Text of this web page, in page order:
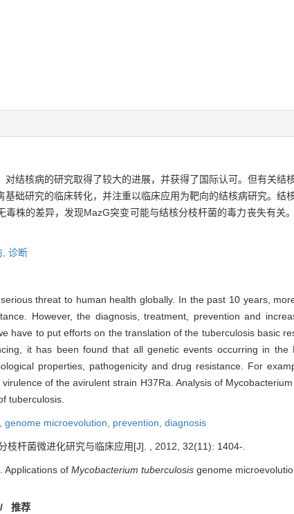
结核病的研究取得了较大的进展，并获得了国际认可。但有关
础研究的临床转化，并注重以临床应用为靶向的结核病研究。结
毒株的差异，发现MazG突变可能与结核分枝杆菌的毒力丧失有关
, 诊断
threat to human health globally. In the past 10 years,
However, the diagnosis, treatment, prevention and
have to put efforts on the translation of the tuberculosis basic
it has been found that all genetic events occurring in the
properties, pathogenicity and drug resistance. For
of the avirulent strain H37Ra. Analysis of
tuberculosis.
genome microevolution, prevention, diagnosis
枝杆菌微进化研究与临床应用[J]. , 2012, 32(11): 1404-.
Applications of Mycobacterium tuberculosis genome
推荐